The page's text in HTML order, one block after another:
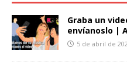
Graba un
envíanoslo |
5 de abril de